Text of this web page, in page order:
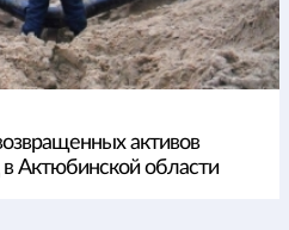
активов
в Актюбинской области